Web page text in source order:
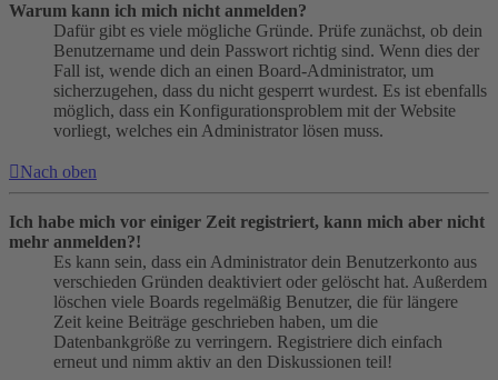
Warum kann ich mich nicht anmelden?
Dafür gibt es viele mögliche Gründe. Prüfe zunächst, ob dein
Benutzername und dein Passwort richtig sind. Wenn dies der
Fall ist, wende dich an einen Board-Administrator, um
sicherzugehen, dass du nicht gesperrt wurdest. Es ist ebenfalls
möglich, dass ein Konfigurationsproblem mit der Website
vorliegt, welches ein Administrator lösen muss.
Nach oben
Ich habe mich vor einiger Zeit registriert, kann mich aber nicht
mehr anmelden?!
Es kann sein, dass ein Administrator dein Benutzerkonto aus
verschieden Gründen deaktiviert oder gelöscht hat. Außerdem
löschen viele Boards regelmäßig Benutzer, die für längere
Zeit keine Beiträge geschrieben haben, um die
Datenbankgröße zu verringern. Registriere dich einfach
erneut und nimm aktiv an den Diskussionen teil!